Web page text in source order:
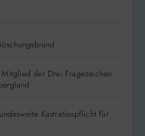
der Drei Fragezeichen
Kastratiospflicht für